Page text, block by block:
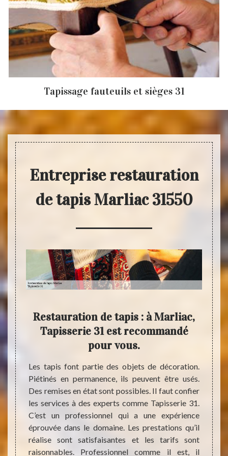
Tapissage fauteuils et sièges 31
Entreprise restauration
de tapis Marliac 31550
en
et
il est
en
des
Si
en
Restauration de tapis : à Marliac,
Tapisserie 31 est recommandé
pour vous.
Les tapis font partie des objets de décoration.
Piétinés en permanence, ils peuvent être usés.
Des remises en état sont possibles. Il faut confier
les services à des experts comme Tapisserie 31.
C’est un professionnel qui a une expérience
éprouvée dans le domaine. Les prestations qu’il
réalise sont satisfaisantes et les tarifs sont
raisonnables. Professionnel comme il est, il
sont